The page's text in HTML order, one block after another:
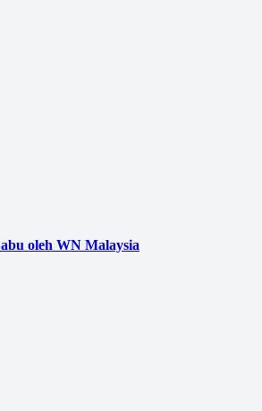
oleh WN Malaysia